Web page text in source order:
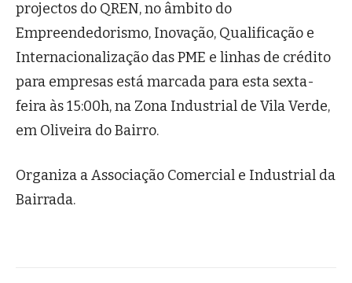
projectos do QREN, no âmbito do
Empreendedorismo, Inovação, Qualificação e
Internacionalização das PME e linhas de crédito
para empresas está marcada para esta sexta-
feira às 15:00h, na Zona Industrial de Vila Verde,
em Oliveira do Bairro.
Organiza a Associação Comercial e Industrial da
Bairrada.